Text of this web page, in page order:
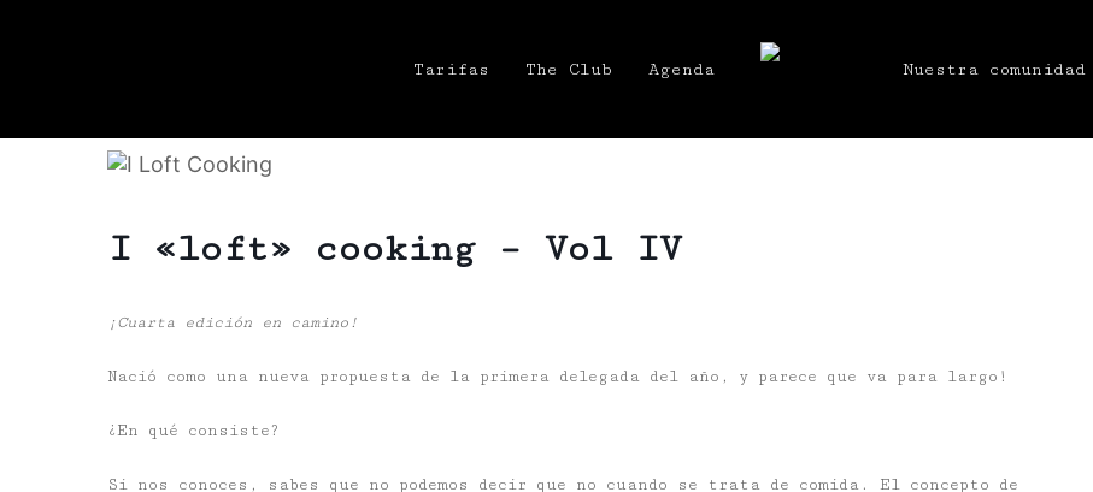
Tarifas The Club Agenda Nuestra comunidad
I «loft» cooking – Vol IV
¡Cuarta edición en camino!
Nació como una nueva propuesta de la primera delegada del año, y parece que va para largo!
¿En qué consiste?
Si nos conoces, sabes que no podemos decir que no cuando se trata de comida. El concepto de